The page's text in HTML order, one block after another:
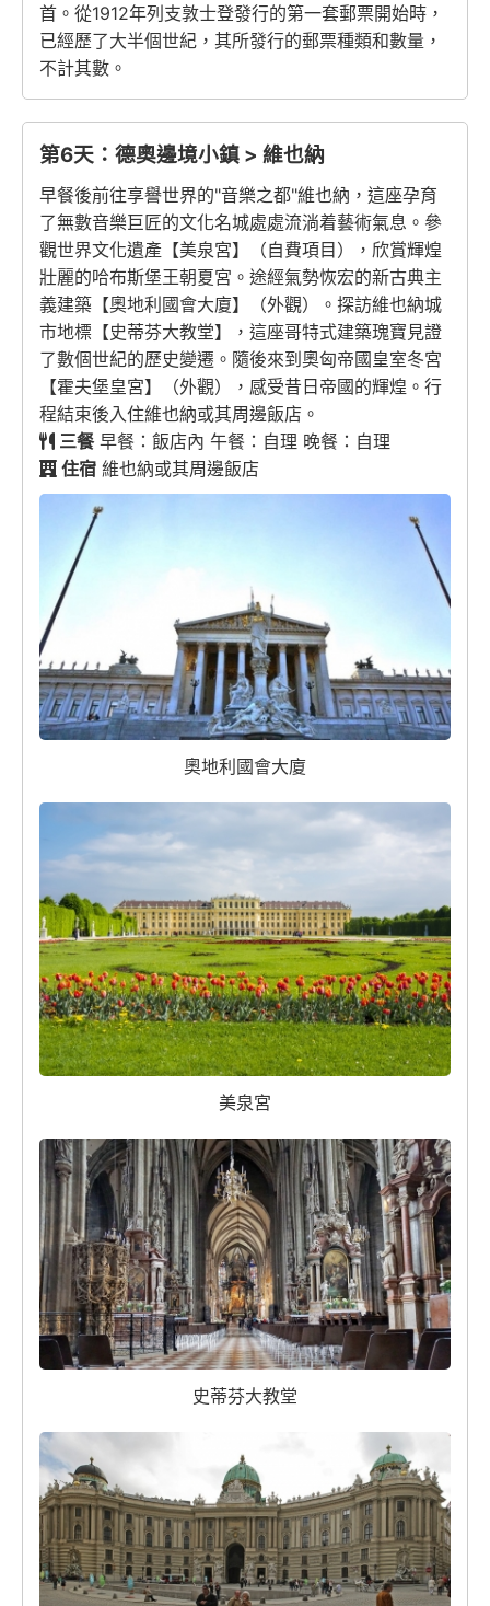
首。從1912年列支敦士登發行的第一套郵票開始時，
已經歷了大半個世紀，其所發行的郵票種類和數量，
不計其數。
第6天：德奧邊境小鎮 > 維也納
早餐後前往享譽世界的"音樂之都"維也納，這座孕育
了無數音樂巨匠的文化名城處處流淌着藝術氣息。參
觀世界文化遺產【美泉宮】（自費項目），欣賞輝煌
壯麗的哈布斯堡王朝夏宮。途經氣勢恢宏的新古典主
義建築【奧地利國會大廈】（外觀）。探訪維也納城
市地標【史蒂芬大教堂】，這座哥特式建築瑰寶見證
了數個世紀的歷史變遷。隨後來到奧匈帝國皇室冬宮
【霍夫堡皇宮】（外觀），感受昔日帝國的輝煌。行
程結束後入住維也納或其周邊飯店。
三餐早餐：飯店內 午餐：自理 晚餐：自理
住宿 維也納或其周邊飯店
奧地利國會大廈
美泉宮
史蒂芬大教堂